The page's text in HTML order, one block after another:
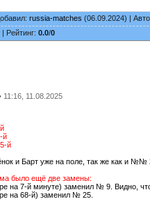
russia-matches (06.09.2024) |
| Рейтинг: 0.0/0
11:16, 11.08.2025
й
й
и Барт уже на поле, так же как и №№
было ещё две замены:
на 7-й минуте) заменил № 9. Видно,
на 68-й) заменил № 25.